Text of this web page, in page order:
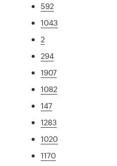
592
1043
2
294
1907
1082
147
1283
1020
1170